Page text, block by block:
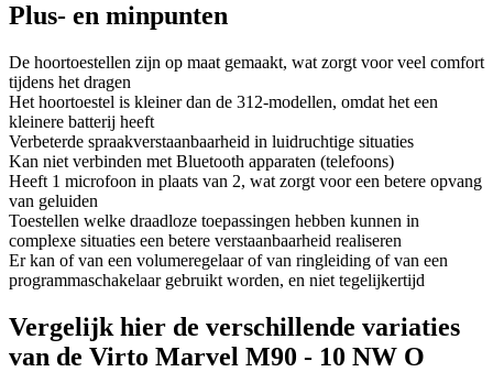
Plus- en minpunten
De hoortoestellen zijn op maat gemaakt, wat zorgt voor veel comfort
tijdens het dragen
Het hoortoestel is kleiner dan de 312-modellen, omdat het een
kleinere batterij heeft
Verbeterde spraakverstaanbaarheid in luidruchtige situaties
Kan niet verbinden met Bluetooth apparaten (telefoons)
Heeft 1 microfoon in plaats van 2, wat zorgt voor een betere opvang
van geluiden
Toestellen welke draadloze toepassingen hebben kunnen in
complexe situaties een betere verstaanbaarheid realiseren
Er kan of van een volumeregelaar of van ringleiding of van een
programmaschakelaar gebruikt worden, en niet tegelijkertijd
Vergelijk hier de verschillende variaties
van de Virto Marvel M90 - 10 NW O